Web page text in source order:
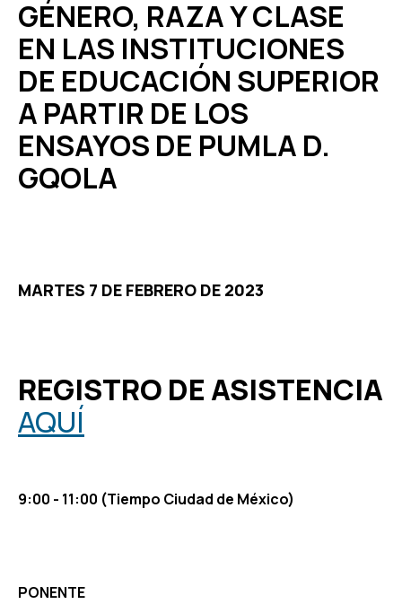
GÉNERO, RAZA Y CLASE
EN LAS INSTITUCIONES
DE EDUCACIÓN SUPERIOR
A PARTIR DE LOS
ENSAYOS DE PUMLA D.
GQOLA
MARTES 7 DE FEBRERO DE 2023
REGISTRO DE ASISTENCIA
AQUÍ
9:00 - 11:00 (Tiempo Ciudad de México)
PONENTE